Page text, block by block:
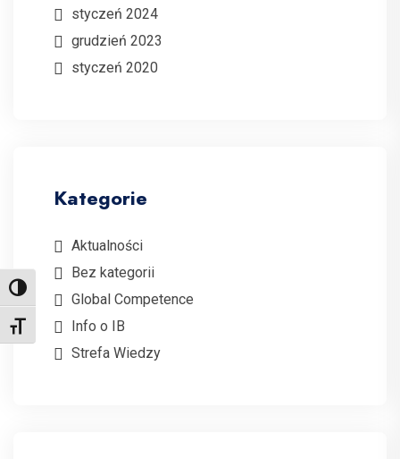
Toggle High Contrast
Toggle Font size
styczeń 2024
grudzień 2023
styczeń 2020
Kategorie
Aktualności
Bez kategorii
Global Competence
Info o IB
Strefa Wiedzy